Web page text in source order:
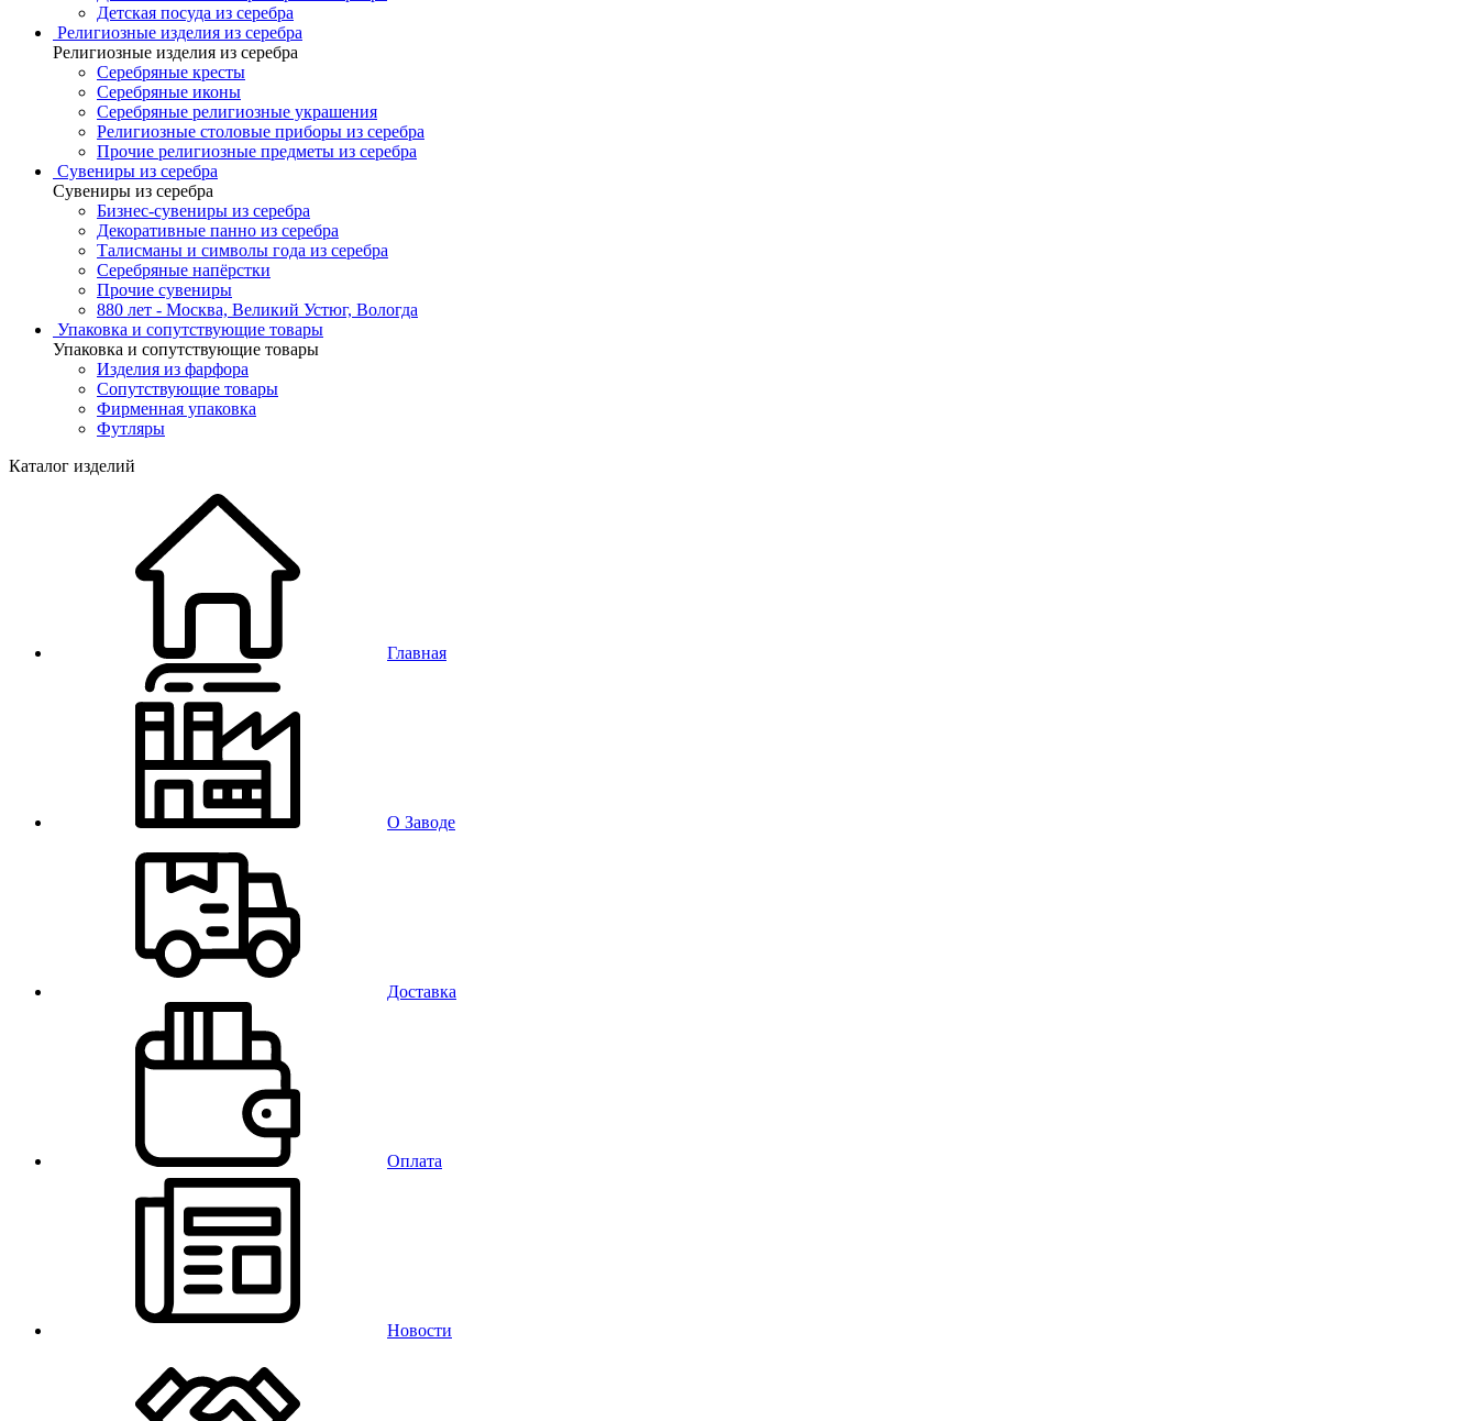
Детская посуда из серебра
Религиозные изделия из серебра
Религиозные изделия из серебра
Серебряные кресты
Серебряные иконы
Серебряные религиозные украшения
Религиозные столовые приборы из серебра
Прочие религиозные предметы из серебра
Сувениры из серебра
Сувениры из серебра
Бизнес-сувениры из серебра
Декоративные панно из серебра
Талисманы и символы года из серебра
Серебряные напёрстки
Прочие сувениры
880 лет - Москва, Великий Устюг, Вологда
Упаковка и сопутствующие товары
Упаковка и сопутствующие товары
Изделия из фарфора
Сопутствующие товары
Фирменная упаковка
Футляры
Каталог изделий
Главная
О Заводе
Доставка
Оплата
Новости